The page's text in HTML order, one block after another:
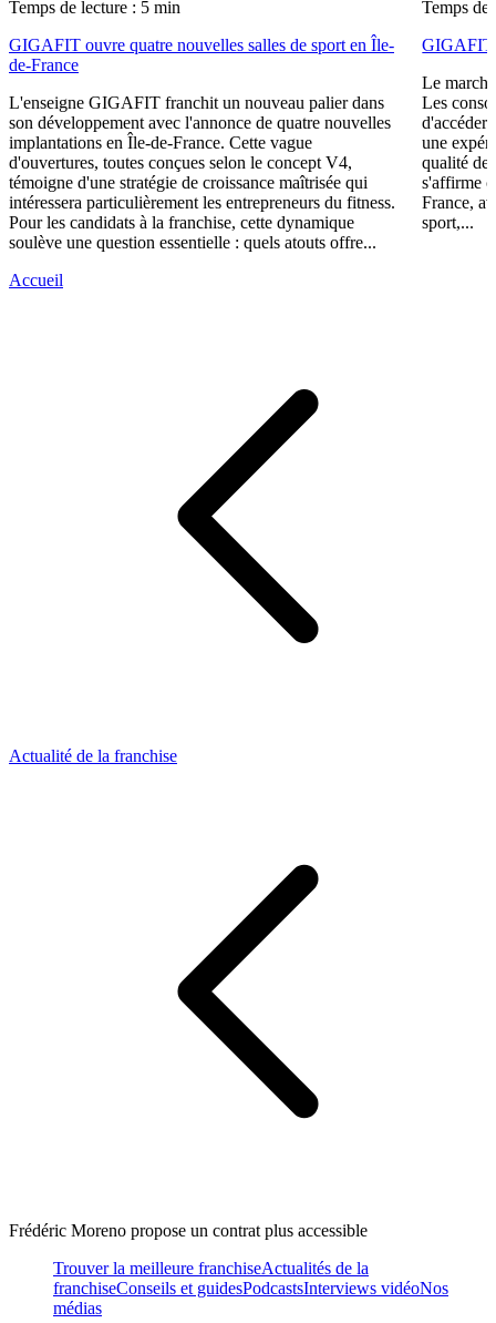
Temps de lecture : 5 min
GIGAFIT ouvre quatre nouvelles salles de sport en Île-
de-France
L'enseigne GIGAFIT franchit un nouveau palier dans
son développement avec l'annonce de quatre nouvelles
implantations en Île-de-France. Cette vague
d'ouvertures, toutes conçues selon le concept V4,
témoigne d'une stratégie de croissance maîtrisée qui
intéressera particulièrement les entrepreneurs du fitness.
Pour les candidats à la franchise, cette dynamique
soulève une question essentielle : quels atouts offre...
Temps de
GIGAFIT
Le
Les
d'accéder
une
qualité
s'affirme
France,
sport,...
Accueil
Actualité de la franchise
Frédéric Moreno propose un contrat plus accessible
Trouver la meilleure franchiseActualités de la
franchiseConseils et guidesPodcastsInterviews vidéoNos
médias